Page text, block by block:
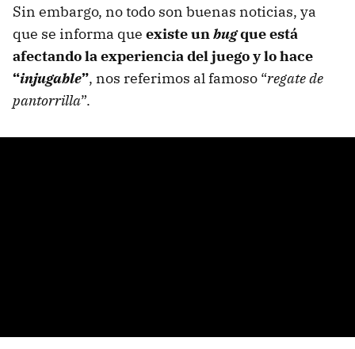
Sin embargo, no todo son buenas noticias, ya
que se informa que existe unbugque está
afectando laexperiencia del juegoy lo hace
“injugable”, nos referimos al famoso “regate de
pantorrilla”.